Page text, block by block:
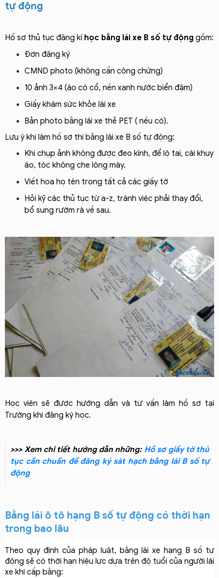
tự động
Hồ sơ thủ tục đăng kí học bằng lái xe B số tự động gồm:
Đơn đăng ký
CMND photo (không cần công chứng)
10 ảnh 3×4 (áo có cổ, nền xanh nước biển đậm)
Giấy khám sức khỏe lái xe
Bản photo bằng lái xe thẻ PET ( nếu có).
Lưu ý khi làm hồ sơ thi bằng lái xe B số tự động:
Khi chụp ảnh không được đeo kính, để lộ tai, cài khuy
áo, tóc không che lông mày.
Viết hoa họ tên trong tất cả các giấy tờ
Hỏi kỹ các thủ tục từ a-z, tránh việc phải thay đổi,
bổ sung rườm rà về sau.
Học viên sẽ được hướng dẫn và tư vấn làm hồ sơ tại
Trường khi đăng ký học.
>>> Xem chi tiết hướng dẫn những: Hồ sơ giấy tờ thủ
tục cần chuẩn để đăng ký sát hạch bằng lái B số tự
động
Bằng lái ô tô hạng B số tự động có thời hạn
trong bao lâu
Theo quy định của pháp luật, bằng lái xe hạng B số tự
động sẽ có thời hạn hiệu lực dựa trên độ tuổi của người lái
xe khi cấp bằng: